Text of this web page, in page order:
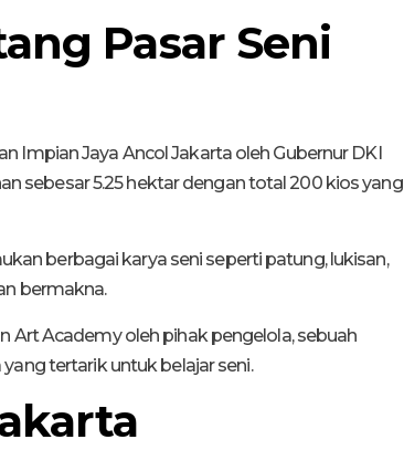
Pasar Seni
Impian Jaya Ancol Jakarta oleh Gubernur DKI
sebesar 5.25 hektar dengan total 200 kios yang
berbagai karya seni seperti patung, lukisan,
bermakna.
Art Academy oleh pihak pengelola, sebuah
tertarik untuk belajar seni.